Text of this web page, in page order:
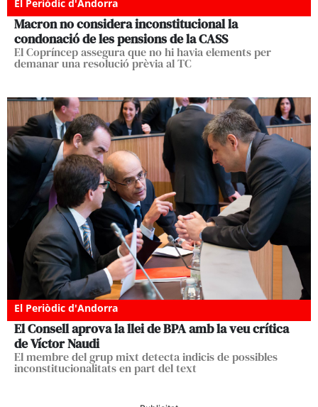
El Periòdic d'Andorra
Macron no considera inconstitucional la
condonació de les pensions de la CASS
El Copríncep assegura que no hi havia elements per
demanar una resolució prèvia al TC
El Periòdic d'Andorra
El Consell aprova la llei de BPA amb la veu crítica
de Víctor Naudi
El membre del grup mixt detecta indicis de possibles
inconstitucionalitats en part del text